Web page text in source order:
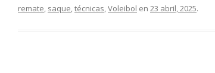
remate, saque,técnicas,Voleibol en 23 abril, 2025.